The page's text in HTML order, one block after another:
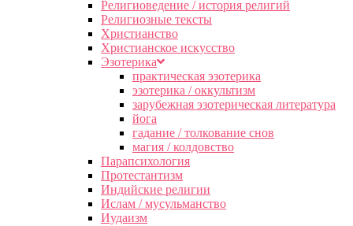
Религиоведение / история религий
Религиозные тексты
Христианство
Христианское искусство
Эзотерика
практическая эзотерика
эзотерика / оккультизм
зарубежная эзотерическая литература
йога
гадание / толкование снов
магия / колдовство
Парапсихология
Протестантизм
Индийские религии
Ислам / мусульманство
Иудаизм